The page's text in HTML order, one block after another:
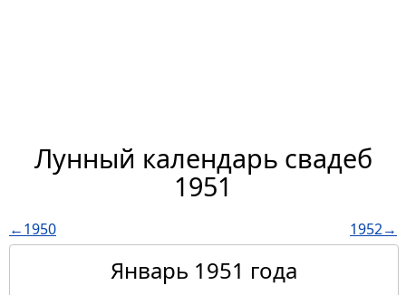
Лунный календарь свадеб
1951
←1950 1952→
Январь 1951 года